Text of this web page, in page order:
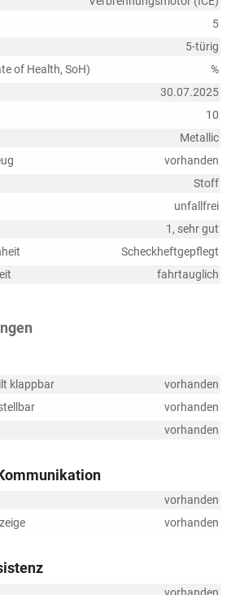
5
5-türig
of Health, SoH)
%
30.07.2025
10
Metallic
vorhanden
Stoff
unfallfrei
1, sehr gut
Scheckheftgepflegt
fahrtauglich
klappbar
vorhanden
vorhanden
vorhanden
vorhanden
vorhanden